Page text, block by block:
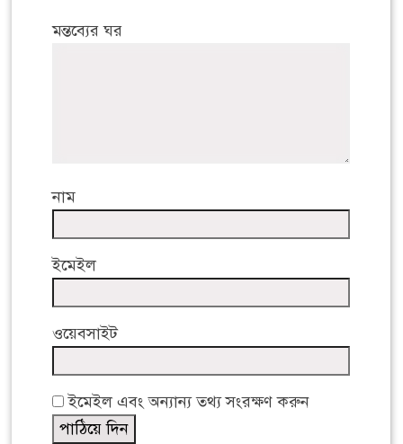
মন্তব্যের ঘর
নাম
ইমেইল
ওয়েবসাইট
ইমেইল এবং অন্যান্য তথ্য সংরক্ষণ করুন